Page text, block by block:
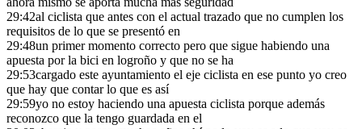
29:42al ciclista que antes con el actual trazado que no cumplen los
requisitos de lo que se presentó en
29:48un primer momento correcto pero que sigue habiendo una
apuesta por la bici en logroño y que no se ha
29:53cargado este ayuntamiento el eje ciclista en ese punto yo creo
que hay que contar lo que es así
29:59yo no estoy haciendo una apuesta ciclista porque además
reconozco que la tengo guardada en el